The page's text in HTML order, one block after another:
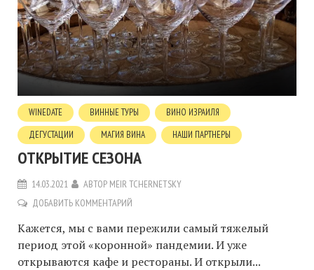
WINEDATE ВИННЫЕ ТУРЫ
ВИНО ИЗРАИЛЯ
ДЕГУСТАЦИИ
МАГИЯ ВИНА НАШИ ПАРТНЕРЫ
ОТКРЫТИЕ СЕЗОНА
14.03.2021 АВТОР MEIR TCHERNETSKY
ДОБАВИТЬ КОММЕНТАРИЙ
Кажется, мы с вами пережили самый тяжелый
период этой «коронной» пандемии. И уже
открываются кафе и рестораны. И открыли...